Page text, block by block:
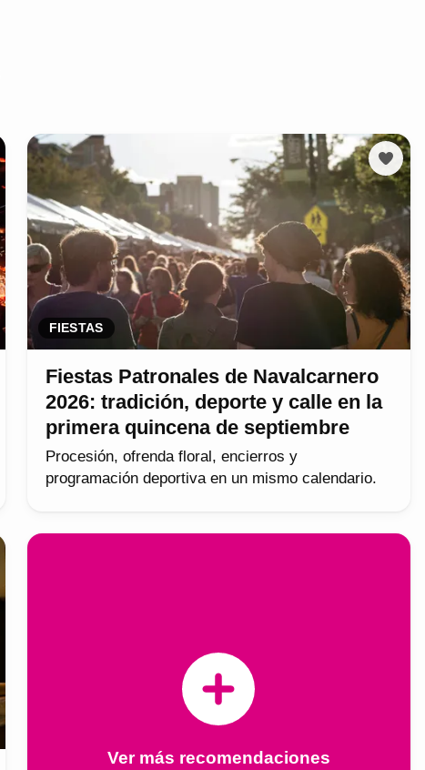
FIESTAS
Fiestas Patronales de Navalcarnero
2026: tradición, deporte y calle en la
primera quincena de septiembre
Procesión, ofrenda floral, encierros y
programación deportiva en un mismo calendario.
Ver más recomendaciones